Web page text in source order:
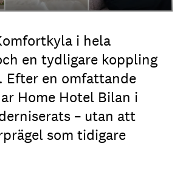
i hela
en tydligare koppling
en omfattande
Home Hotel Bilan i
– utan att
som tidigare